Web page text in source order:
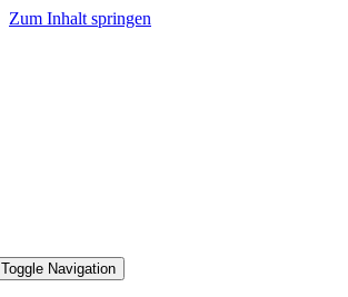
Zum Inhalt springen
Toggle Navigation